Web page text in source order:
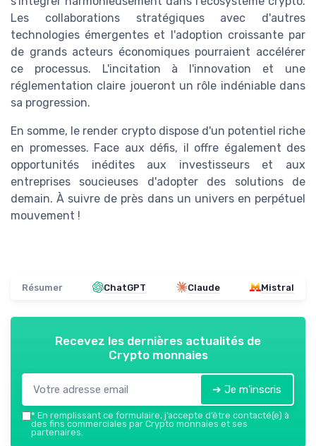
Les collaborations stratégiques avec d'autres
technologies émergentes et l'adoption croissante par
de grands acteurs économiques pourraient accélérer
ce processus. L'incitation à l'innovation et une
réglementation claire joueront un rôle indéniable dans
sa progression.
En somme, le render crypto dispose d'un potentiel riche
en promesses. Face aux défis, il offre également des
opportunités inédites aux investisseurs et aux
entreprises soucieuses d'adopter des solutions de
demain. À suivre de près dans un univers en perpétuel
mouvement !
Résumer ChatGPT Claude Mistral
Recevez les dernières actualités de
Crypto monnaies
➔ Je m'inscris
* En remplissant ce formulaire, j’accepte d’être contacté(e) à
des fins commerciales par Crypto monnaies et ses
partenaires.